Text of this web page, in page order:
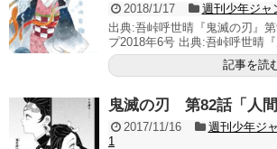
2018/1/17 週刊少年ジャ
出典:吾峠呼世晴『鬼滅の刃』
プ2018年6号 出典:吾峠呼世晴
記事を読
鬼滅の刃 第82話「人
2017/11/16 週刊少年ジ
1